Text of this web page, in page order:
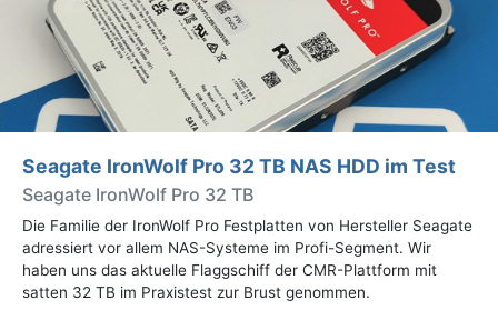
Seagate IronWolf Pro 32 TB NAS HDD im Test
Seagate IronWolf Pro 32 TB
Die Familie der IronWolf Pro Festplatten von Hersteller Seagate
adressiert vor allem NAS-Systeme im Profi-Segment. Wir
haben uns das aktuelle Flaggschiff der CMR-Plattform mit
satten 32 TB im Praxistest zur Brust genommen.